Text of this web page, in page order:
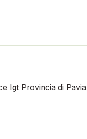
Igt Provincia di